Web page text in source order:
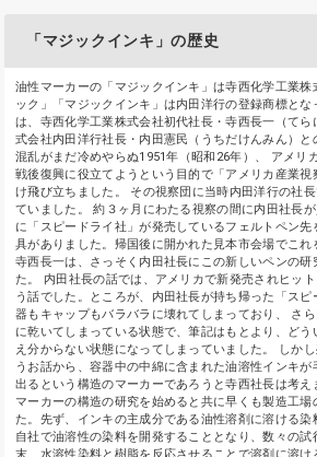
「マジックインキ」の歴史
油性マーカーの「マジックインキ」は寺西化学工業
ック」「マジックインキ」は内田洋行の登録商標と
は、寺西化学工業株式会社初代社長・寺西長一（て
式会社内田洋行社長・内田憲民（うちだけんみん）
混乱がまだ冷めやらぬ1951年（昭和26年）、 アメリ
戦後復興に役立てようという目的で「アメリカ産業
け飛び立ちました。 その視察団に当時内田洋行の社
ていました。 約３ヶ月にわたる視察の間に内田社長
に「スピードライ社」が発売しているフェルトペン
具がありました。帰国後に開かれた見本市会場でこ
寺西長一は、さっそく内田社長にこの新しいペンの研
た。 内田社長の話では、アメリカで新発売されヒッ
う話でした。ところが、内田社長が持ち帰った「ス
器もキャップもバラバラに壊れてしまっており、 さ
に乾いてしまっている状態で、筆記はもとより、ど
え分からない状態になってしまっていました。 しか
うお話から、容器中の中綿に含まれた油溶性インキ
出るという構造のマーカーであろうと寺西社長は考え
マーカーの構造の研究を始めると共に早くも製造工場
た。先ず、インキの主成分である油性溶剤に溶ける染
自社で油溶性の染料を開発することとなり、数々の試